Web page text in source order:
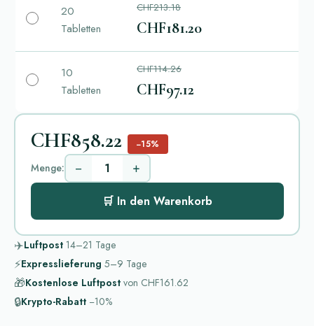
20
Tabletten
CHF213.18
CHF181.20
10
Tabletten
CHF114.26
CHF97.12
CHF858.22 −15%
Menge: − +
🛒 In den Warenkorb
✈️Luftpost 14–21 Tage
⚡Expresslieferung 5–9 Tage
🎁Kostenlose Luftpost von CHF161.62
🔒Krypto-Rabatt −10%